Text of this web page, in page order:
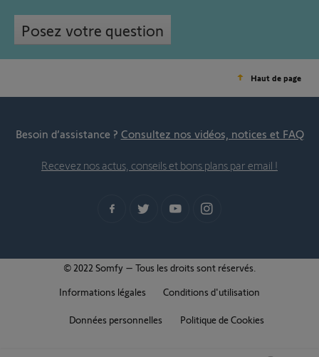
Posez votre question
Haut de page
Besoin d’assistance ? Consultez nos vidéos, notices et FAQ
Recevez nos actus, conseils et bons plans par email !
© 2022 Somfy – Tous les droits sont réservés.
Informations légales
Conditions d'utilisation
Données personnelles Politique de Cookies